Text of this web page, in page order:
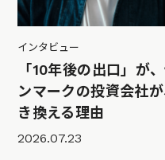
インタビュー
「10年後の出口」が
ンマークの投資会社
き換える理由
2026.07.23